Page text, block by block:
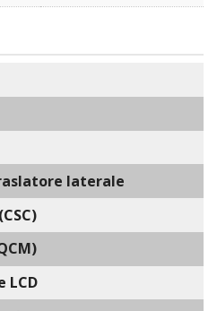
laterale
LCD